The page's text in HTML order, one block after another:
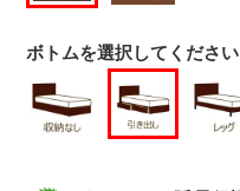
ボトムを選択してください